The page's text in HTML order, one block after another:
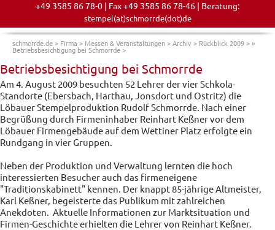
+49 3585 86 78-0 | Fax +49 3585 86 78-46 | Beratung:
stempel(at)schmorrde(dot)de
schmorrde.de> Firma > Messen & Veranstaltungen>Archiv > Rückblick 2009>»
Betriebsbesichtigung bei Schmorrde>
Betriebsbesichtigung bei Schmorrde
Am 4. August 2009 besuchten 52 Lehrer der vier Schkola-
Standorte (Ebersbach, Harthau, Jonsdort und Ostritz) die
Löbauer Stempelproduktion Rudolf Schmorrde. Nach einer
Begrüßung durch Firmeninhaber Reinhart Keßner vor dem
Löbauer Firmengebäude auf dem Wettiner Platz erfolgte ein
Rundgang in vier Gruppen.
Neben der Produktion und Verwaltung lernten die hoch
interessierten Besucher auch das firmeneigene
"Traditionskabinett" kennen. Der knappt 85-jährige Altmeister,
Karl Keßner, begeisterte das Publikum mit zahlreichen
Anekdoten. Aktuelle Informationen zur Marktsituation und
Firmen-Geschichte erhielten die Lehrer von Reinhart Keßner.